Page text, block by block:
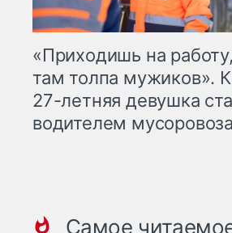
«Приходишь на
там толпа мужиков».
27-летняя девушка
водителем мусоровоза
Самое